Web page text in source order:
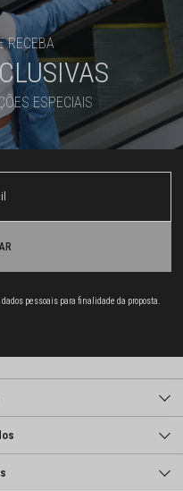
RECEBA
ESPECIAIS
pessoais para finalidade da proposta.